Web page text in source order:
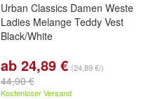
Urban Classics Damen Weste
Ladies Melange Teddy Vest
Black/White
ab 24,89 € (24,89 €/)
44,90 €
Kostenloser Versand